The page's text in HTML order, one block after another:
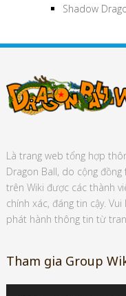
Shadow
Là trang web tổng hợp
Dragon Ball, do cộng
trên Wiki được các thành
chính xác, đáng tin cậy.
phát hành thông tin từ
Tham gia Group